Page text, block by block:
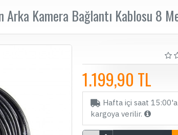
Kamera Bağlantı Kablosu 8
1.199,90 TL
Hafta içi saat
kargoya verilir.